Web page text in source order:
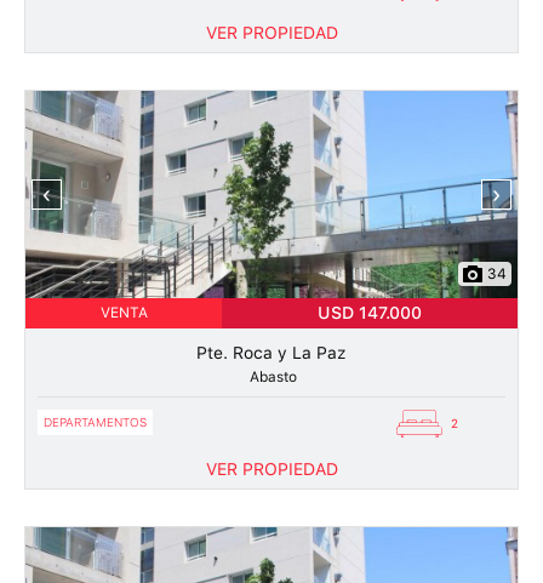
VER PROPIEDAD
‹ ›
34
VENTA USD 147.000
Pte. Roca y La Paz
Abasto
DEPARTAMENTOS 2
VER PROPIEDAD